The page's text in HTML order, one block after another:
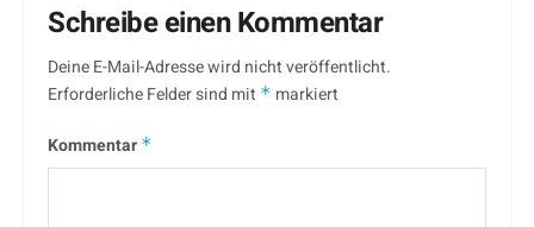
Schreibe einen Kommentar
Deine E-Mail-Adresse wird nicht veröffentlicht.
Erforderliche Felder sind mit * markiert
Kommentar *